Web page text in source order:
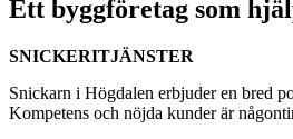
Ett byggföretag som
SNICKERITJÄNSTER
Snickarn i Högdalen erbjuder en bred
Kompetens och nöjda kunder är